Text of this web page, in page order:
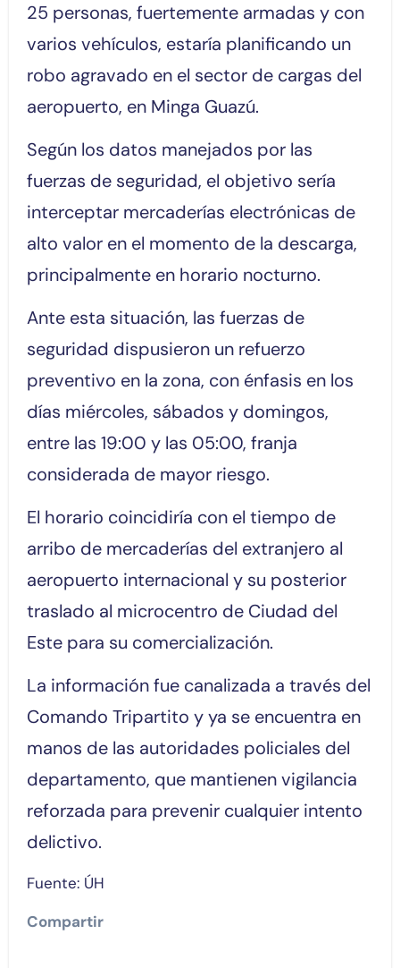
25 personas, fuertemente armadas y con
varios vehículos, estaría planificando un
robo agravado en el sector de cargas del
aeropuerto, en Minga Guazú.
Según los datos manejados por las
fuerzas de seguridad, el objetivo sería
interceptar mercaderías electrónicas de
alto valor en el momento de la descarga,
principalmente en horario nocturno.
Ante esta situación, las fuerzas de
seguridad dispusieron un refuerzo
preventivo en la zona, con énfasis en los
días miércoles, sábados y domingos,
entre las 19:00 y las 05:00, franja
considerada de mayor riesgo.
El horario coincidiría con el tiempo de
arribo de mercaderías del extranjero al
aeropuerto internacional y su posterior
traslado al microcentro de Ciudad del
Este para su comercialización.
La información fue canalizada a través del
Comando Tripartito y ya se encuentra en
manos de las autoridades policiales del
departamento, que mantienen vigilancia
reforzada para prevenir cualquier intento
delictivo.
Fuente: ÚH
Compartir